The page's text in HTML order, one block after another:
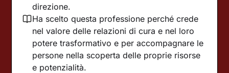
direzione.
Ha scelto questa professione perché crede
nel valore delle relazioni di cura e nel loro
potere trasformativo e per accompagnare le
persone nella scoperta delle proprie risorse
e potenzialità.